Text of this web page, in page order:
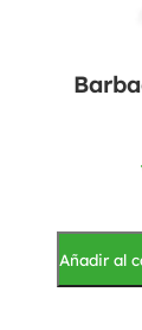
Añadir al